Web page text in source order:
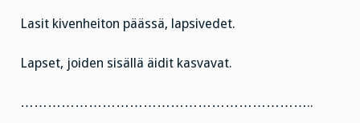
Lasit kivenheiton päässä, lapsivedet.
Lapset, joiden sisällä äidit kasvavat.
………………………………………………………..